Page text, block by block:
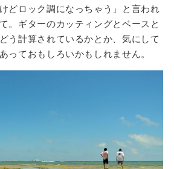
どロック調になっちゃう」と言われ
。ギターのカッティングとベースと
う計算されているかとか、気にして
っておもしろいかもしれません。